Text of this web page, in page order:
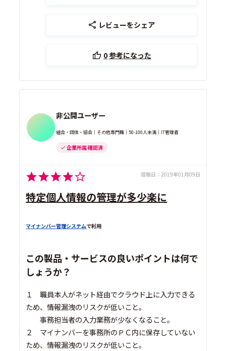
レビューをシェア
0参考になった
非公開ユーザー
組合・団体・協会｜その他専門職｜50-100人未満｜IT管理者
企業所属 確認済
投稿日： 2019年01月09日
特定個人情報の管理が多少楽に
マイナンバー管理システムで利用
この製品・サービスの良いポイントは何で
しょうか？
１ 職員本人がネット経由でクラウド上に入力できる
ため、情報漏洩のリスクが低いこと。
事務担当者の入力業務が少なくなること。
２ マイナンバーを事務所のＰＣ内に保存していない
ため、情報漏洩のリスクが低いこと。